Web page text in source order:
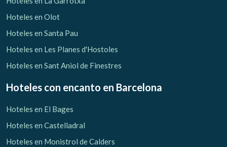
Hoteles en Olot
Hoteles en Santa Pau
Hoteles en Les Planes d'Hostoles
Hoteles en Sant Aniol de Finestres
Hoteles con encanto en Barcelona
Hoteles en El Bages
Hoteles en Castelladral
Hoteles en Monistrol de Calders